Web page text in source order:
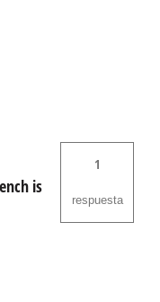
is
1
respuesta